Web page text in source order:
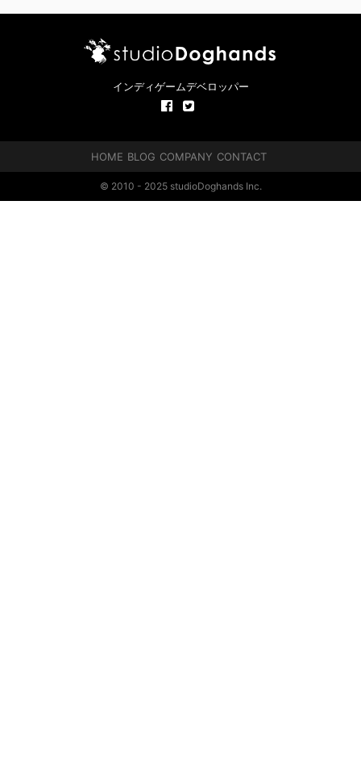
インディゲームデベロッパー
HOME BLOG COMPANY CONTACT
© 2010 - 2025 studioDoghands Inc.